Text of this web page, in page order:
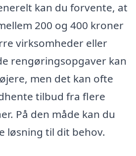
kan du forvente, at
200 og 400 kroner
virksomheder eller
rengøringsopgaver kan
men det kan ofte
tilbud fra flere
På den måde kan du
løsning til dit behov.